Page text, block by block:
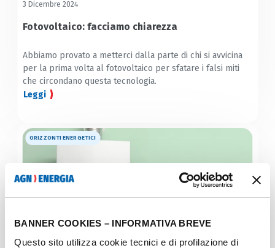
BANNER COOKIES – INFORMATIVA BREVE
Questo sito utilizza cookie tecnici e di profilazione di
3 Dicembre 2024
Fotovoltaico: facciamo chiarezza
Abbiamo provato a metterci dalla parte di chi si avvicina
per la prima volta al fotovoltaico per sfatare i falsi miti
che circondano questa tecnologia.
Leggi
ORIZZONTI ENERGETICI